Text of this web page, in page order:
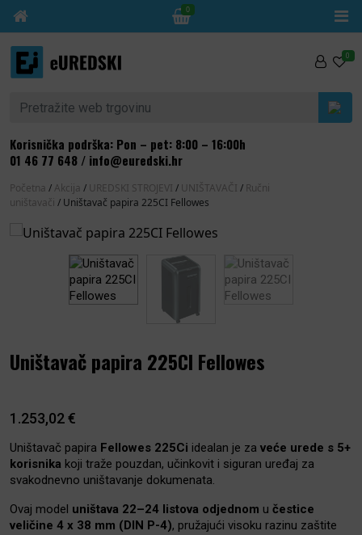
0
0
Pretraži:
Korisnička podrška: Pon – pet: 8:00 – 16:00h
01 46 77 648 / info@euredski.hr
Početna / Akcija / UREDSKI STROJEVI / UNIŠTAVAČI / Ručni
uništavači / Uništavač papira 225CI Fellowes
Uništavač papira 225CI Fellowes
1.253,02€
Uništavač papira Fellowes 225Ci idealan je za veće urede s 5+
korisnika koji traže pouzdan, učinkovit i siguran uređaj za
svakodnevno uništavanje dokumenata.
Ovaj model uništava 22–24 listova odjednom u čestice
veličine 4 x 38 mm (DIN P-4), pružajući visoku razinu zaštite